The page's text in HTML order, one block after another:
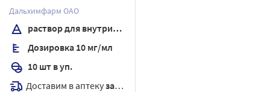
внутривенного и
внутримышечного
введения 2 мл
Дальхимфарм ОАО
раствор для внутривенного и внутримышечного введения
Дозировка 10 мг/мл
10 шт в уп.
Доставим в аптекузавтра